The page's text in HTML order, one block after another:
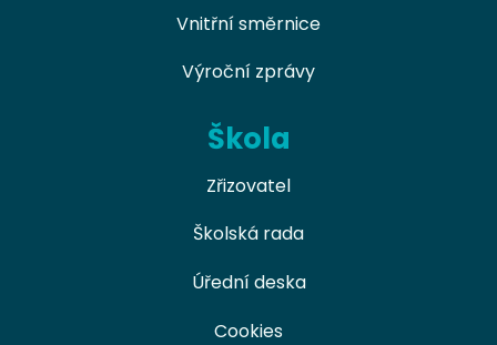
Vnitřní směrnice
Výroční zprávy
Škola
Zřizovatel
Školská rada
Úřední deska
Cookies